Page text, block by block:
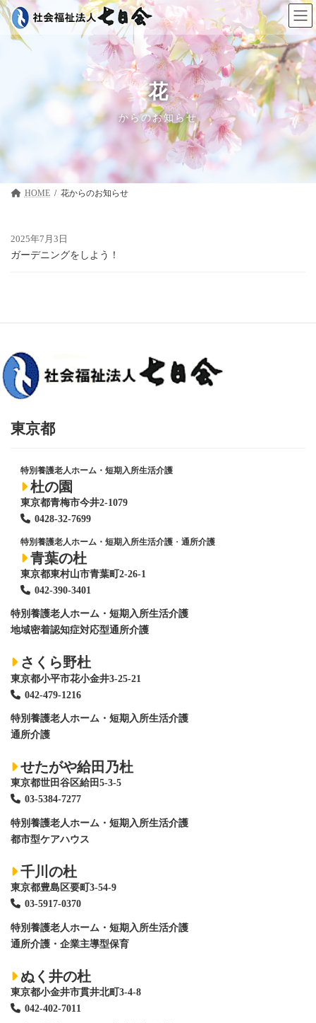
コ
ン
ナ
ビ
花
からのお知らせ
HOME 花
2025年7月3日
ガーデニングをしよう！
東京都
特別養護老人ホーム・短期入所生活介護
杜の園
東京都青梅市今井2-1079
0428-32-7699
特別養護老人ホーム・短期入所生活介護 ・ 通所介護
青葉の杜
東京都東村山市青葉町2-26-1
042-390-3401
特別養護老人ホーム ・短期入所生活介護
地域密着認知症対応型通所介護
さくら野杜
東京都小平市花小金井3-25-21
042-479-1216
特別養護老人ホーム ・短期入所生活介護
通所介護
せたがや給田乃杜
東京都世田谷区給田5-3-5
03-5384-7277
特別養護老人ホーム ・短期入所生活介護
都市型ケアハウス
千川の杜
東京都豊島区要町3-54-9
03-5917-0370
特別養護老人ホーム ・短期入所生活介護
通所介護・企業主導型保育
ぬく井の杜
東京都小金井市貫井北町3-4-8
042-402-7011